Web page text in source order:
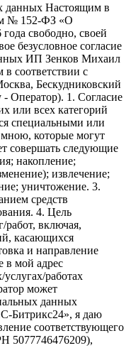
данных Настоящим в
№ 152-ФЗ «О
свободно, своей
безусловное согласие
ИП Зенков Михаил
соответствии с
Бескудниковский
- Оператор). 1. Согласие
или всех категорий
специальными или
которые могут
совершать следующие
накопление;
извлечение;
уничтожение. 3.
средств
4. Цель
работ, включая,
касающихся
и направление
в мой адрес
работах
может
данных
Битрикс24», я даю
соответствующего
5077746476209),